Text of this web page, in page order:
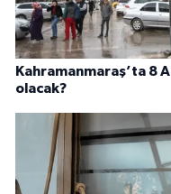
Kahramanmaraş’ta 8
olacak?